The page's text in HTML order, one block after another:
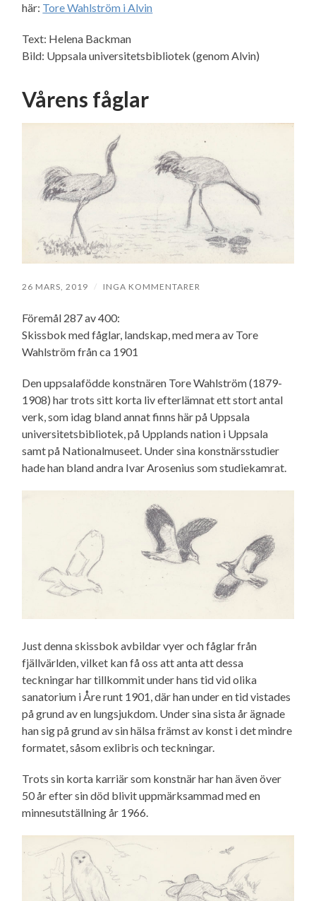
här: Tore Wahlström i Alvin
Text: Helena Backman
Bild: Uppsala universitetsbibliotek (genom Alvin)
Vårens fåglar
26 MARS, 2019 / INGA KOMMENTARER
Föremål 287 av 400:
Skissbok med fåglar, landskap, med mera av Tore
Wahlström från ca 1901
Den uppsalafödde konstnären Tore Wahlström (1879-
1908) har trots sitt korta liv efterlämnat ett stort antal
verk, som idag bland annat finns här på Uppsala
universitetsbibliotek, på Upplands nation i Uppsala
samt på Nationalmuseet. Under sina konstnärsstudier
hade han bland andra Ivar Arosenius som studiekamrat.
Just denna skissbok avbildar vyer och fåglar från
fjällvärlden, vilket kan få oss att anta att dessa
teckningar har tillkommit under hans tid vid olika
sanatorium i Åre runt 1901, där han under en tid vistades
på grund av en lungsjukdom. Under sina sista år ägnade
han sig på grund av sin hälsa främst av konst i det mindre
formatet, såsom exlibris och teckningar.
Trots sin korta karriär som konstnär har han även över
50 år efter sin död blivit uppmärksammad med en
minnesutställning år 1966.